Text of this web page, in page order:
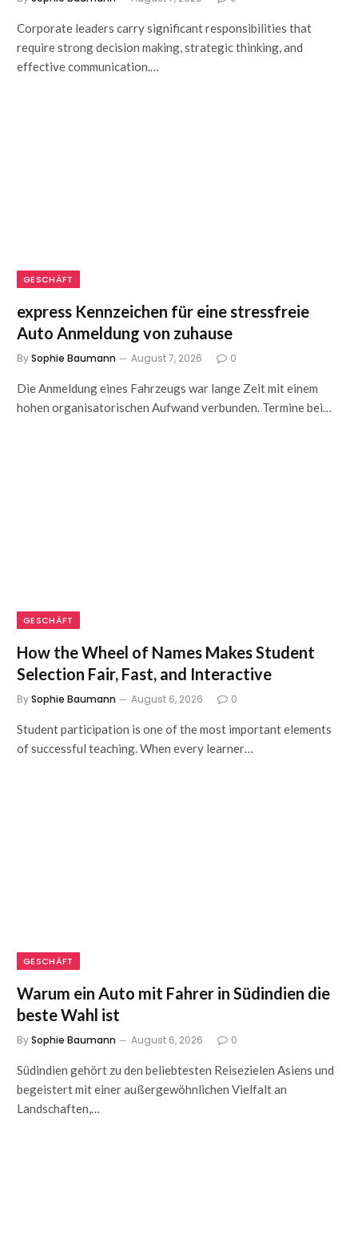
Corporate leaders carry significant responsibilities that
require strong decision making, strategic thinking, and
effective communication.…
GESCHÄFT
express Kennzeichen für eine stressfreie
Auto Anmeldung von zuhause
BySophie Baumann August 7, 2026 0
Die Anmeldung eines Fahrzeugs war lange Zeit mit einem
hohen organisatorischen Aufwand verbunden. Termine bei…
GESCHÄFT
How the Wheel of Names Makes Student
Selection Fair, Fast, and Interactive
BySophie Baumann August 6, 2026 0
Student participation is one of the most important elements
of successful teaching. When every learner…
GESCHÄFT
Warum ein Auto mit Fahrer in Südindien die
beste Wahl ist
BySophie Baumann August 6, 2026 0
Südindien gehört zu den beliebtesten Reisezielen Asiens und
begeistert mit einer außergewöhnlichen Vielfalt an
Landschaften,…